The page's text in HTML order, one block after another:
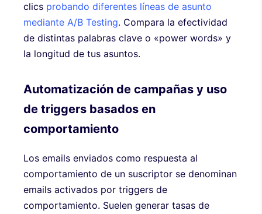
clics probando diferentes líneas de asunto
mediante A/B Testing. Compara la efectividad
de distintas palabras clave o «power words» y
la longitud de tus asuntos.
Automatización de campañas y uso
de triggers basados en
comportamiento
Los emails enviados como respuesta al
comportamiento de un suscriptor se denominan
emails activados por triggers de
comportamiento. Suelen generar tasas de